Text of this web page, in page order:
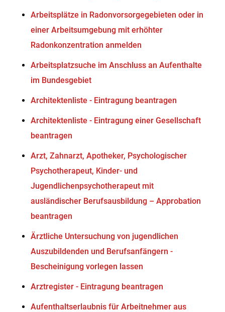
Arbeitsplätze in Radonvorsorgegebieten oder in
einer Arbeitsumgebung mit erhöhter
Radonkonzentration anmelden
Arbeitsplatzsuche im Anschluss an Aufenthalte
im Bundesgebiet
Architektenliste - Eintragung beantragen
Architektenliste - Eintragung einer Gesellschaft
beantragen
Arzt, Zahnarzt, Apotheker, Psychologischer
Psychotherapeut, Kinder- und
Jugendlichenpsychotherapeut mit
ausländischer Berufsausbildung – Approbation
beantragen
Ärztliche Untersuchung von jugendlichen
Auszubildenden und Berufsanfängern -
Bescheinigung vorlegen lassen
Arztregister - Eintragung beantragen
Aufenthaltserlaubnis für Arbeitnehmer aus